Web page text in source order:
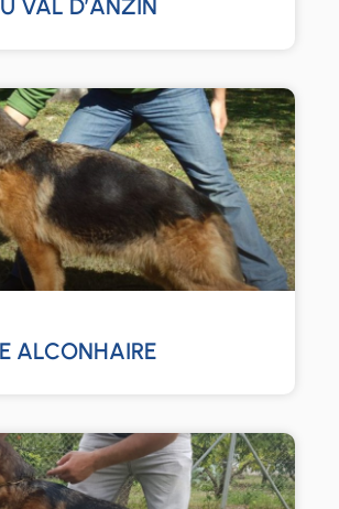
VAL D’ANZIN
ALCONHAIRE